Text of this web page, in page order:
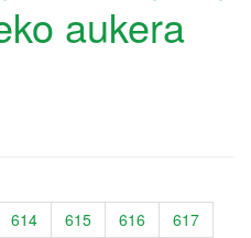
aukera
614 615 616
617